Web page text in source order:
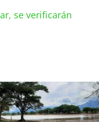
se verificarán